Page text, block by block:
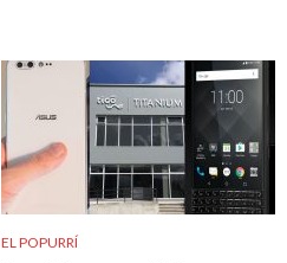
EL POPURRÍ